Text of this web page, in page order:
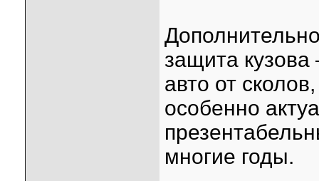
защита
авто от
особенно
многие годы.